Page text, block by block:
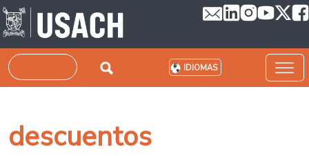
Pasar al contenido principal
Buscar IDIOMAS
descuentos